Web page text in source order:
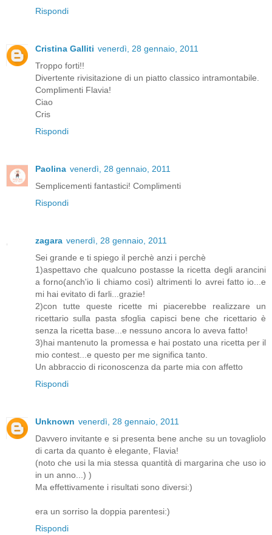
Rispondi
Cristina Galliti venerdì, 28 gennaio, 2011
Troppo forti!!
Divertente rivisitazione di un piatto classico intramontabile.
Complimenti Flavia!
Ciao
Cris
Rispondi
Paolina venerdì, 28 gennaio, 2011
Semplicementi fantastici! Complimenti
Rispondi
zagara venerdì, 28 gennaio, 2011
Sei grande e ti spiego il perchè anzi i perchè
1)aspettavo che qualcuno postasse la ricetta degli arancini
a forno(anch'io li chiamo così) altrimenti lo avrei fatto io...e
mi hai evitato di farli...grazie!
2)con tutte queste ricette mi piacerebbe realizzare un
ricettario sulla pasta sfoglia capisci bene che ricettario è
senza la ricetta base...e nessuno ancora lo aveva fatto!
3)hai mantenuto la promessa e hai postato una ricetta per il
mio contest...e questo per me significa tanto.
Un abbraccio di riconoscenza da parte mia con affetto
Rispondi
Unknown venerdì, 28 gennaio, 2011
Davvero invitante e si presenta bene anche su un tovagliolo
di carta da quanto è elegante, Flavia!
(noto che usi la mia stessa quantità di margarina che uso io
in un anno...) )
Ma effettivamente i risultati sono diversi:)
era un sorriso la doppia parentesi:)
Rispondi